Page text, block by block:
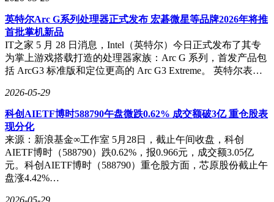
英特尔Arc G系列处理器正式发布 宏碁微星等品牌2026年将推
首批掌机新品
IT之家 5 月 28 日消息，Intel（英特尔）今日正式发布了其专
为掌上游戏搭载打造的处理器家族：Arc G 系列，首发产品包
括 ArcG3 标准版和定位更高的 Arc G3 Extreme。 英特尔表…
2026-05-29
科创AIETF博时588790午盘微跌0.62% 成交额破3亿 重仓股表
现分化
来源：新浪基金∞工作室 5月28日，截止午间收盘，科创
AIETF博时（588790）跌0.62%，报0.966元，成交额3.05亿
元。科创AIETF博时（588790）重仓股方面，芯原股份截止午
盘涨4.42%…
2026-05-29